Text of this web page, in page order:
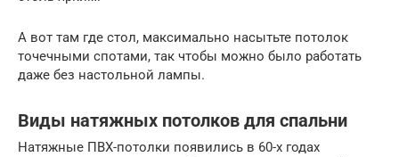
А вот там где стол, максимально насытьте потолок
точечными спотами, так чтобы можно было работать
даже без настольной лампы.
Виды натяжных потолков для спальни
Натяжные ПВХ-потолки появились в 60-х годах